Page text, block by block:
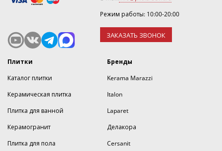
Режим работы: 10:00-20:00
ЗАКАЗАТЬ ЗВОНОК
Плитки
Каталог плитки
Керамическая плитка
Плитка для ванной
Керамогранит
Плитка для пола
Бренды
Kerama Marazzi
Italon
Laparet
Делакора
Cersanit